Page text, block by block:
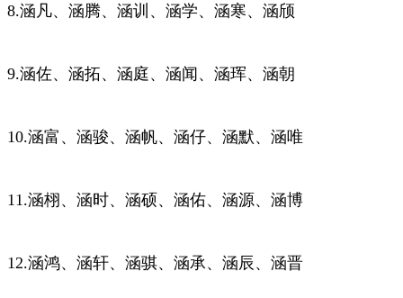
8.涵凡、涵腾、涵训、涵学、涵寒、涵颀
9.涵佐、涵拓、涵庭、涵闻、涵珲、涵朝
10.涵富、涵骏、涵帆、涵仔、涵默、涵唯
11.涵栩、涵时、涵硕、涵佑、涵源、涵博
12.涵鸿、涵轩、涵骐、涵承、涵辰、涵晋